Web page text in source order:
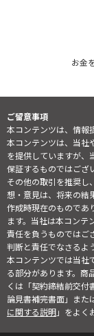
お金
ご留意事項
本コンテンツは、情報
本コンテンツは、当社
を提供していますが、
保証するものではござ
その他の取引を推奨し
想・意見は、将来の結
作成時現在のものであ
ます。当社は本コンテ
責任を負うものではご
判断と責任でなさるよ
本コンテンツでは当社
る部分があります。商
くは「契約締結前交付
論見書補完書面」また
に関する説明」をよく